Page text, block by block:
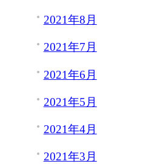
2021年8月
2021年7月
2021年6月
2021年5月
2021年4月
2021年3月